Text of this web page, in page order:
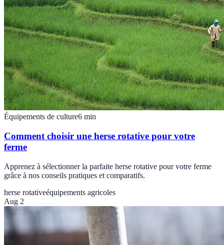
Équipements de culture6 min
Comment choisir une herse rotative pour votre
ferme
Apprenez à sélectionner la parfaite herse rotative pour votre ferme
grâce à nos conseils pratiques et comparatifs.
herse rotativeéquipements agricoles
Aug 2